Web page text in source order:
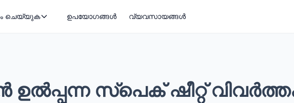
ചെയ്യുക ഉപയോഗങ്ങൾ വ്യവസായങ്ങൾ
സ്പെക് ഷീറ്റ്